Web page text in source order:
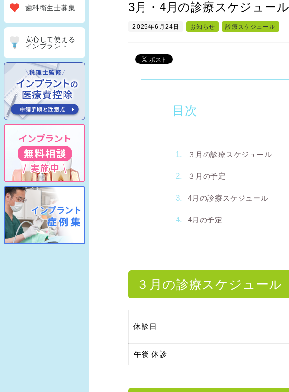
歯科衛生士募集
安心して使える
インプラント
3月・4月の診療スケジュール
2025年6月24日 お知らせ 診療スケジュール
目次
３月の診療スケジュール
３月の予定
4月の診療スケジュール
4月の予定
３月の診療スケジュール
休診日
午後 休診